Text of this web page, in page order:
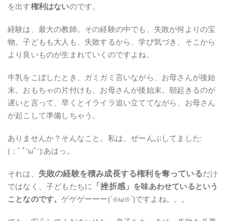
を出す権利はないのです。
経験は、最大の教師。その経験の中でも、失敗が何よりの宝
物。子どもも大人も、失敗するから、学び気づき、そこから
より良いものが生まれていくのですよね。
牛乳をこぼしたとき、ガミガミ言いながら、お母さんが後始
末。おもちゃの片付けも、お母さんが後始末。朝起きるのが
遅いと言って、早くとイライラ追い立ててながら、お母さん
が起こして準備しちゃう。
ありませんか？そんなこと。私は、ぜーんぶしてました:
(；ﾞﾟ’ωﾟ’):あはっ。
それは、 失敗の経験を積み成長する権利を奪っているだけ
ではなく、子どもたちに 「挫折感」 を味あわせているという
ことなのです。ゲゲゲーーー(´⊙ω⊙`)ですよね。。。